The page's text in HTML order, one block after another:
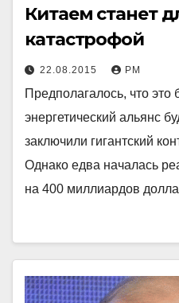
Китаем станет
катастрофой
22.08.2015 РМ
Предполагалось, что это
энергетический альянс
заключили гигантский
Однако едва началась
на 400 миллиардов